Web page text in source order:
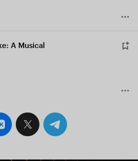
A Musical